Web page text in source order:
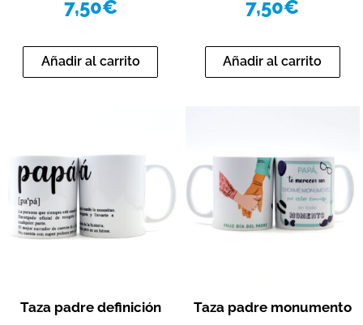
7,50€
Añadir al carrito
7,50€
Añadir al carrito
Taza padre definición Taza padre monumento